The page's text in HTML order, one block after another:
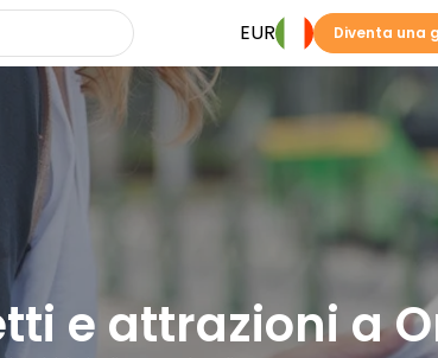
EUR Diventa una
e attrazioni a